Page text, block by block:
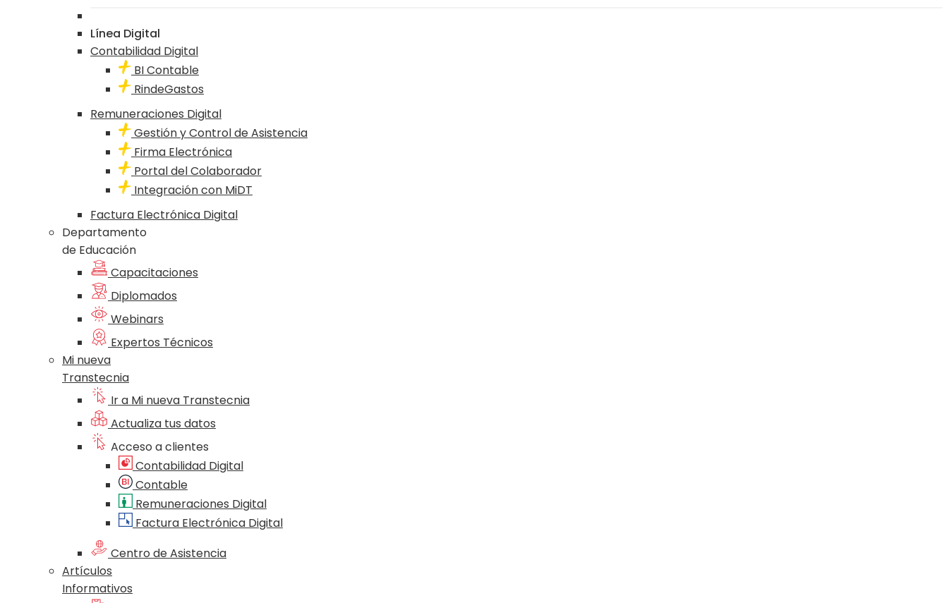
Línea Digital
Contabilidad Digital
BI Contable
RindeGastos
Remuneraciones Digital
Gestión y Control de Asistencia
Firma Electrónica
Portal del Colaborador
Integración con MiDT
Factura Electrónica Digital
Departamento
de Educación
Capacitaciones
Diplomados
Webinars
Expertos Técnicos
Mi nueva
Transtecnia
Ir a Mi nueva Transtecnia
Actualiza tus datos
Acceso a clientes
Contabilidad Digital
Contable
Remuneraciones Digital
Factura Electrónica Digital
Centro de Asistencia
Artículos
Informativos